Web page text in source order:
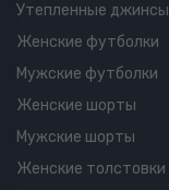
Утепленные джинсы
Женские футболки
Мужские футболки
Женские шорты
Мужские шорты
Женские толстовки